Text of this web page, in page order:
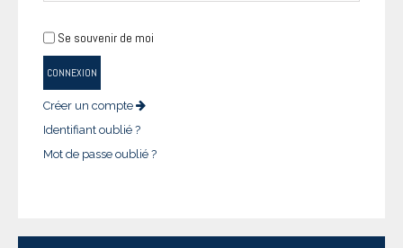
Se souvenir de moi
CONNEXION
Créer un compte
Identifiant oublié ?
Mot de passe oublié ?